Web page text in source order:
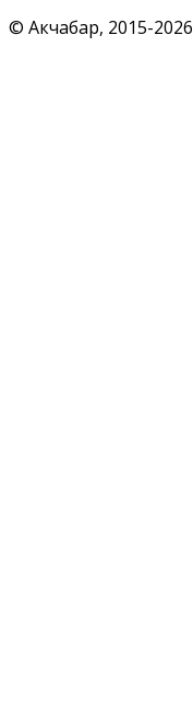
© Акчабар, 2015-2026